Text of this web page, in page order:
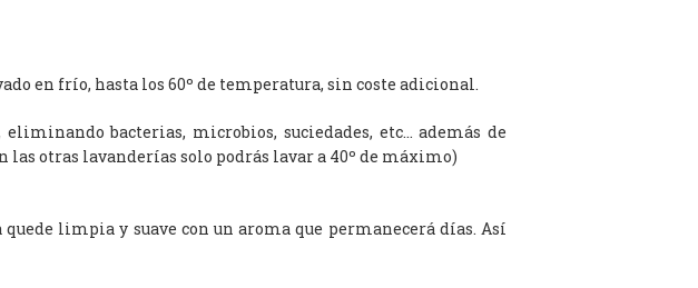
en frío, hasta los 60º de temperatura, sin coste adicional.
bacterias, microbios, suciedades, etc… además de
las otras lavanderías solo podrás lavar a 40º de máximo)
limpia y suave con un aroma que permanecerá días. Así